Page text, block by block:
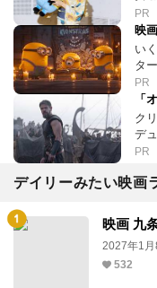
PR
映
い
タ
PR
「
ク
デ
PR
デイリーみたい映画
映画 九
2027年1月
532